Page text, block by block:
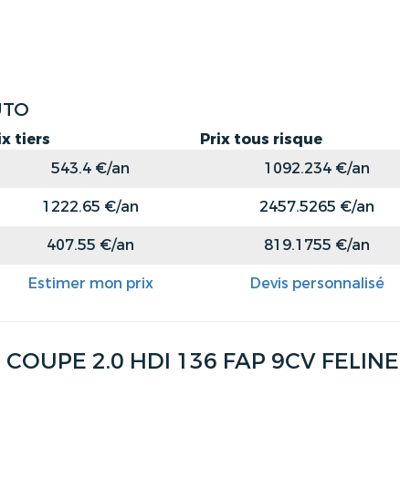
tiers
Prix tous risque
543.4 €/an
1092.234 €/an
1222.65 €/an
2457.5265 €/an
407.55 €/an
819.1755 €/an
Estimer mon prix Devis personnalisé
2.0 HDI 136 FAP 9CV FELINE